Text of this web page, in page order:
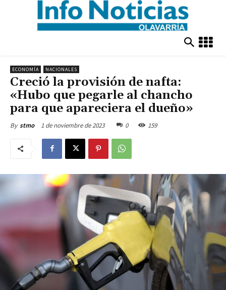
ECONOMÍA NACIONALES
Creció la provisión de nafta:
«Hubo que pegarle al chancho
para que apareciera el dueño»
By stmo 1 de noviembre de 2023 0 159